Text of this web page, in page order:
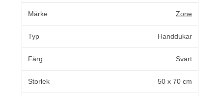
Märke Zone
Typ Handdukar
Färg Svart
Storlek 50 x 70 cm